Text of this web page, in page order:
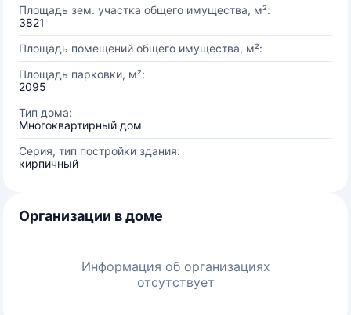
Площадь зем. участка общего имущества, м²:
3821
Площадь помещений общего имущества, м²:
Площадь парковки, м²:
2095
Тип дома:
Многоквартирный дом
Серия, тип постройки здания:
кирпичный
Организации в доме
Информация об организациях
отсутствует